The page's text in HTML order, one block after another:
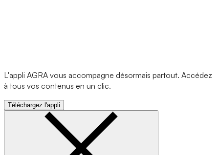
L'appli AGRA vous accompagne désormais partout. Accédez
à tous vos contenus en un clic.
Téléchargez l'appli